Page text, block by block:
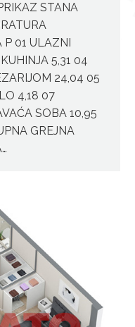
STANA
01 ULAZNI
5,31 04
24,04 05
4,18 07
SOBA 10,95
GREJNA